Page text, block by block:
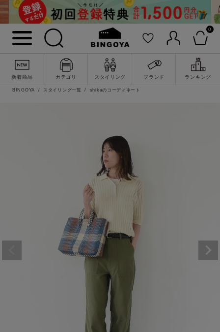
0
新着商品 カテゴリ スタイリング ブランド ランキング
詳細検索
BINGOYA スタイリング一覧 shikaのコーディネート